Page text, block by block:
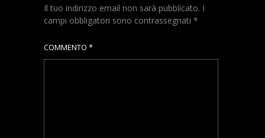
Il tuo indirizzo email non sarà pubblicato. I
campi obbligatori sono contrassegnati *
COMMENTO *